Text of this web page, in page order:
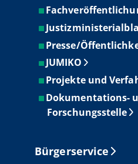
Presse/
JUMIKO
Projekte und
Dokumentations-
Forschungsstelle
Bürgerservice